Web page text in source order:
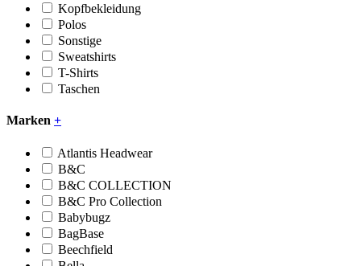
Kopfbekleidung
Polos
Sonstige
Sweatshirts
T-Shirts
Taschen
Marken +
Atlantis Headwear
B&C
B&C COLLECTION
B&C Pro Collection
Babybugz
BagBase
Beechfield